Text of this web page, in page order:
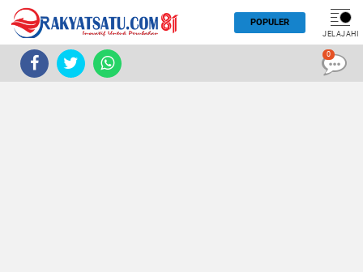
POPULER
JELAJAHI
0